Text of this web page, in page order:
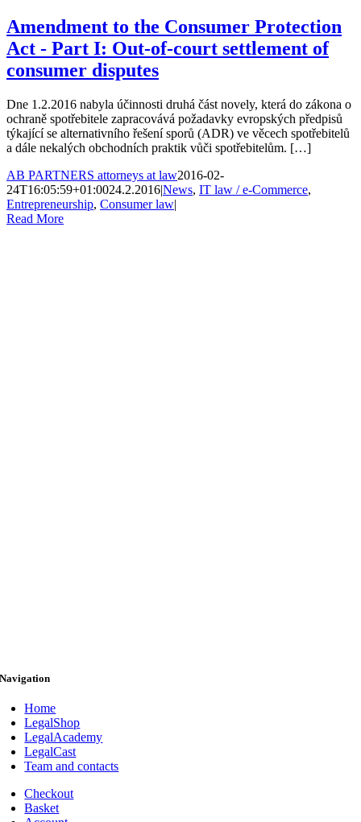
Amendment to the Consumer Protection
Act - Part I: Out-of-court settlement of
consumer disputes
Dne 1.2.2016 nabyla účinnosti druhá část novely, která do zákona o
ochraně spotřebitele zapracovává požadavky evropských předpisů
týkající se alternativního řešení sporů (ADR) ve věcech spotřebitelů
a dále nekalých obchodních praktik vůči spotřebitelům. […]
AB PARTNERS attorneys at law2016-02-
24T16:05:59+01:0024.2.2016|News, IT law / e-Commerce,
Entrepreneurship, Consumer law|
Read More
Navigation
Home
LegalShop
LegalAcademy
LegalCast
Team and contacts
Checkout
Basket